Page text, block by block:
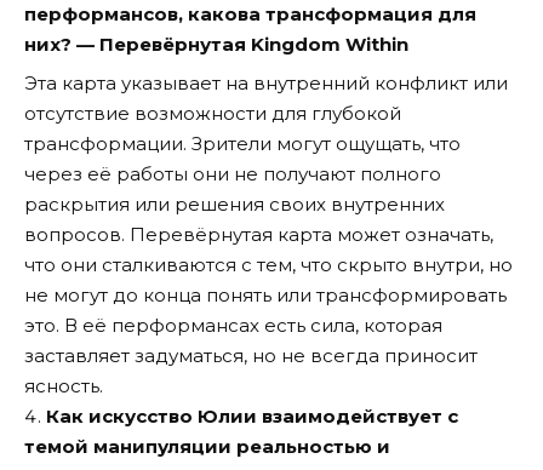
перформансов, какова трансформация для
них? — Перевёрнутая Kingdom Within
Эта карта указывает на внутренний конфликт или
отсутствие возможности для глубокой
трансформации. Зрители могут ощущать, что
через её работы они не получают полного
раскрытия или решения своих внутренних
вопросов. Перевёрнутая карта может означать,
что они сталкиваются с тем, что скрыто внутри, но
не могут до конца понять или трансформировать
это. В её перформансах есть сила, которая
заставляет задуматься, но не всегда приносит
ясность.
Как искусство Юлии взаимодействует с
темой манипуляции реальностью и